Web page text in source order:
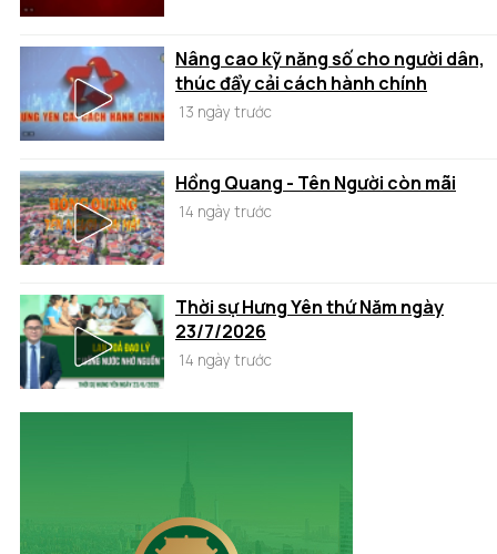
Nâng cao kỹ năng số cho người dân,
thúc đẩy cải cách hành chính
13 ngày trước
Hồng Quang - Tên Người còn mãi
14 ngày trước
Thời sự Hưng Yên thứ Năm ngày
23/7/2026
14 ngày trước